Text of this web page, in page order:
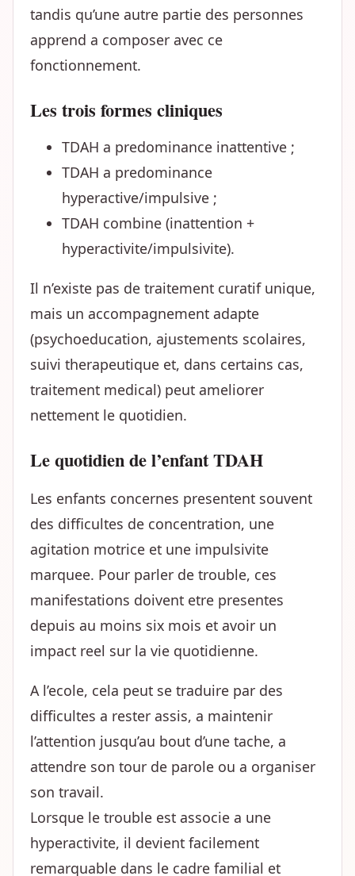
tandis qu’une autre partie des personnes
apprend a composer avec ce
fonctionnement.
Les trois formes cliniques
TDAH a predominance inattentive ;
TDAH a predominance
hyperactive/impulsive ;
TDAH combine (inattention +
hyperactivite/impulsivite).
Il n’existe pas de traitement curatif unique,
mais un accompagnement adapte
(psychoeducation, ajustements scolaires,
suivi therapeutique et, dans certains cas,
traitement medical) peut ameliorer
nettement le quotidien.
Le quotidien de l’enfant TDAH
Les enfants concernes presentent souvent
des difficultes de concentration, une
agitation motrice et une impulsivite
marquee. Pour parler de trouble, ces
manifestations doivent etre presentes
depuis au moins six mois et avoir un
impact reel sur la vie quotidienne.
A l’ecole, cela peut se traduire par des
difficultes a rester assis, a maintenir
l’attention jusqu’au bout d’une tache, a
attendre son tour de parole ou a organiser
son travail.
Lorsque le trouble est associe a une
hyperactivite, il devient facilement
remarquable dans le cadre familial et